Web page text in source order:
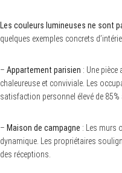
Les couleurs lumineuses ne sont
quelques exemples concrets
– Appartement parisien : Une
chaleureuse et conviviale. Les
satisfaction personnel élevé de 85%
– Maison de campagne : Les murs
dynamique. Les propriétaires
des réceptions.